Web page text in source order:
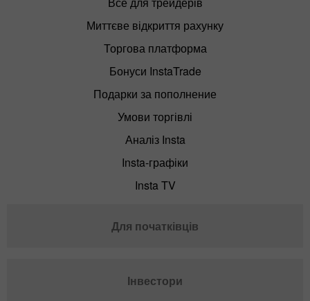
Миттєве відкриття рахунку
Торгова платформа
Бонуси InstaTrade
Подарки за пополнение
Умови торгівлі
Аналіз Insta
Insta-графіки
Insta TV
Для початківців
Інвестори